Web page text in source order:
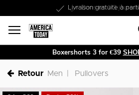
Dans les 1-3 jours
Boxershorts 3 for €39
Retour Men Pullovers